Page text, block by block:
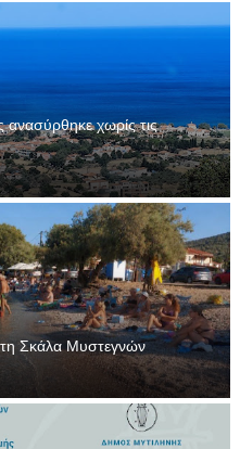
χωρίς τις
Σκάλα Μυστεγνών